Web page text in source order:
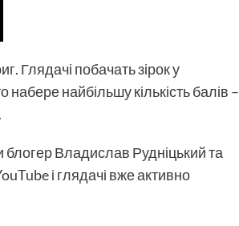
Глядачі побачать зірок у
набере найбільшу кількість балів –
блогер Владислав Рудніцький та
і глядачі вже активно